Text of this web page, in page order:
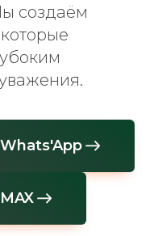
создаём